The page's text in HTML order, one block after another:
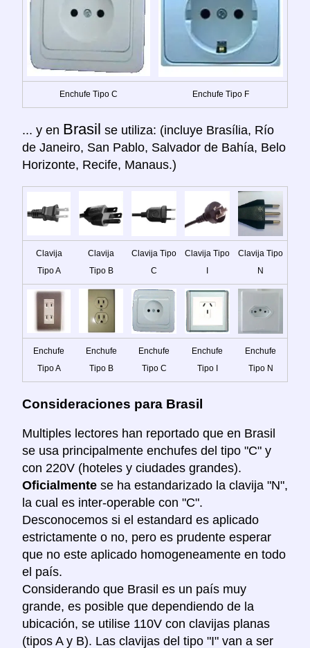
Enchufe Tipo C Enchufe Tipo F
... y en Brasil se utiliza: (incluye Brasília, Río
de Janeiro, San Pablo, Salvador de Bahía, Belo
Horizonte, Recife, Manaus.)
Clavija
Tipo A
Clavija
Tipo B
Clavija Tipo
C
Clavija Tipo
I
Clavija Tipo
N
Enchufe
Tipo A
Enchufe
Tipo B
Enchufe
Tipo C
Enchufe
Tipo I
Enchufe
Tipo N
Consideraciones para Brasil
Multiples lectores han reportado que en Brasil
se usa principalmente enchufes del tipo "C" y
con 220V (hoteles y ciudades grandes).
Oficialmente se ha estandarizado la clavija "N",
la cual es inter-operable con "C".
Desconocemos si el estandard es aplicado
estrictamente o no, pero es prudente esperar
que no este aplicado homogeneamente en todo
el país.
Considerando que Brasil es un país muy
grande, es posible que dependiendo de la
ubicación, se utilise 110V con clavijas planas
(tipos A y B). Las clavijas del tipo "I" van a ser